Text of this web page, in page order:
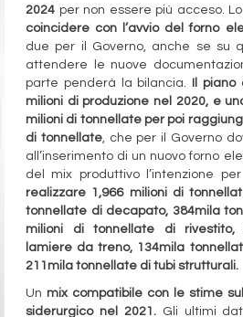
2024 per non essere più acceso. Lo
coincidere con l’avvio del forno
due per il Governo, anche se su
attendere le nuove
parte penderà la bilancia. Il piano
milioni di produzione nel 2020, e
milioni di tonnellate per poi
di tonnellate, che per il Governo
all’inserimento di un nuovo forno
del mix produttivo l’intenzione per
realizzare 1,966 milioni di
tonnellate di decapato, 384mila
milioni di tonnellate di rivestito,
lamiere da treno, 134mila
211mila tonnellate di tubi strutturali.
Un mix compatibile con le stime
siderurgico nel 2021.Gli ultimi